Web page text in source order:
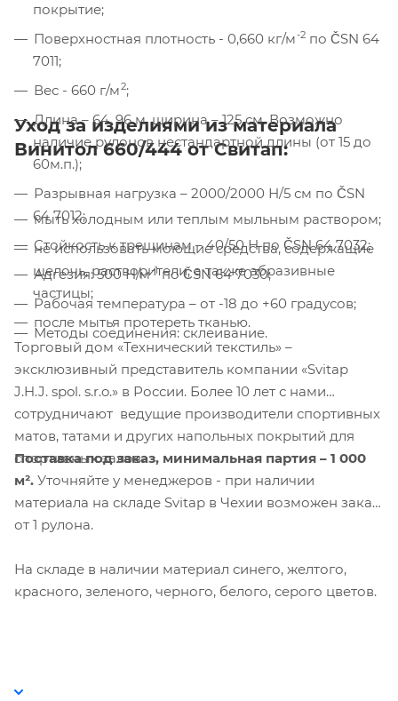
покрытие;
Поверхностная плотность - 0,660 кг/м-2 по ČSN 64
7011;
Вес - 660 г/м2;
Длина – 64, 96 м, ширина – 125 см. Возможно
наличие рулонов нестандартной длины (от 15 до
60м.п.);
Разрывная нагрузка – 2000/2000 Н/5 см по ČSN
64 7012;
Стойкость к трещинам – 40/50 Н по ČSN 64 7032;
Адгезия: 500 Н/м-1по ČSN 64 7030;
Рабочая температура – от -18 до +60 градусов;
Методы соединения: склеивание.
Уход за изделиями из материала
Винитол 660/444 от Свитап:
мыть холодным или теплым мыльным раствором;
не использовать моющие средства, содержащие
щелочь, растворители, а также абразивные
частицы;
после мытья протереть тканью.
Торговый дом «Технический текстиль» –
эксклюзивный представитель компании «Svitap
J.H.J. spol. s.r.o.» в России. Более 10 лет с нами
сотрудничают ведущие производители спортивных
матов, татами и других напольных покрытий для
спортивных залов.
Поставка под заказ, минимальная партия – 1 000
м². Уточняйте у менеджеров - при наличии
материала на складе Svitap в Чехии возможен заказ
от 1 рулона.
На складе в наличии материал синего, желтого,
красного, зеленого, черного, белого, серого цветов.
Компания «Торговый Дом Технический
Текстиль» использует cookie-файлы и
обрабатывает персональные данные с
улучшает работу сайта и
взаимодействие с ним. Подробнее - в
Политике. Подтвердите ваше согласие,
нажав кнопку "Принять".
Принять